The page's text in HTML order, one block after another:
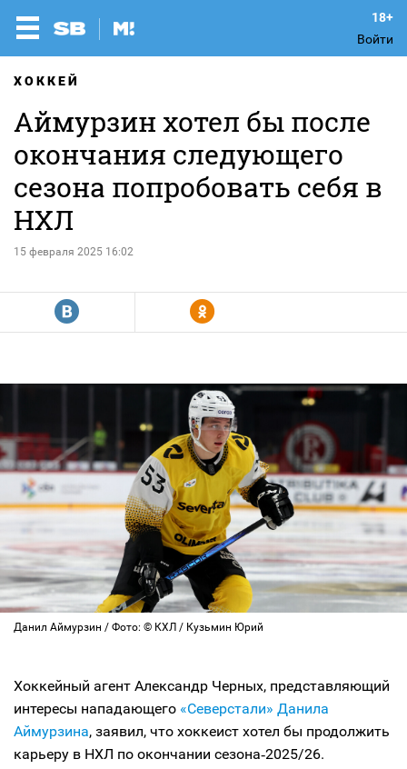
Войти
ХОККЕЙ
Аймурзин хотел бы после
окончания следующего
сезона попробовать себя в
НХЛ
15 февраля 2025 16:02
R Y
Данил Аймурзин / Фото: © КХЛ / Кузьмин Юрий
Хоккейный агент Александр Черных, представляющий
интересы нападающего «Северстали» Данила
Аймурзина, заявил, что хоккеист хотел бы продолжить
карьеру в НХЛ по окончании сезона‑2025/26.